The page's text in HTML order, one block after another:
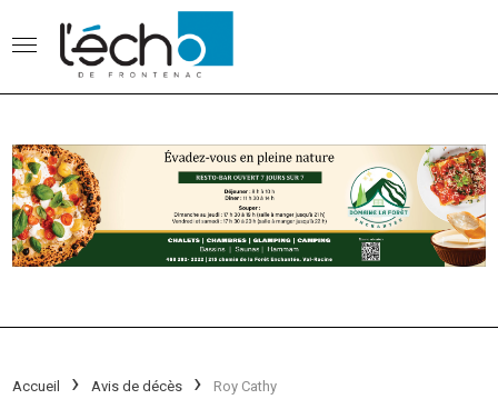
Accueil Avis de décès Roy Cathy